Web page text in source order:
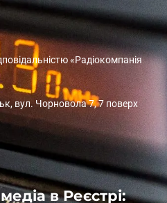
«Радіокомпанія
вул. Чорновола 7, 7 поверх
в Реєстрі: